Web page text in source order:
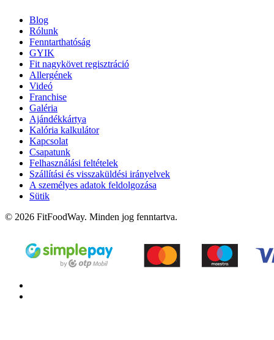
Blog
Rólunk
Fenntarthatóság
GYIK
Fit nagykövet regisztráció
Allergének
Videó
Franchise
Galéria
Ajándékkártya
Kalória kalkulátor
Kapcsolat
Csapatunk
Felhasználási feltételek
Szállítási és visszaküldési irányelvek
A személyes adatok feldolgozása
Sütik
© 2026 FitFoodWay. Minden jog fenntartva.